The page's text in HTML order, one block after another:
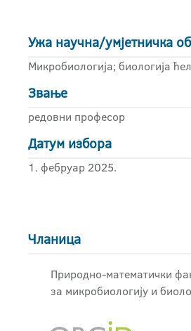
Ужа научна/умјетничка
Микробиологија; биологија
Звање
редовни професор
Датум избора
1. фебруар 2025.
Чланица
Природно-математички
за микробиологију и